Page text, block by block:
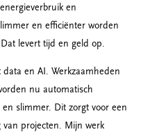
en
en efficiënter worden
levert tijd en geld op.
en AI. Werkzaamheden
nu automatisch
slimmer. Dit zorgt voor een
van projecten. Mijn werk